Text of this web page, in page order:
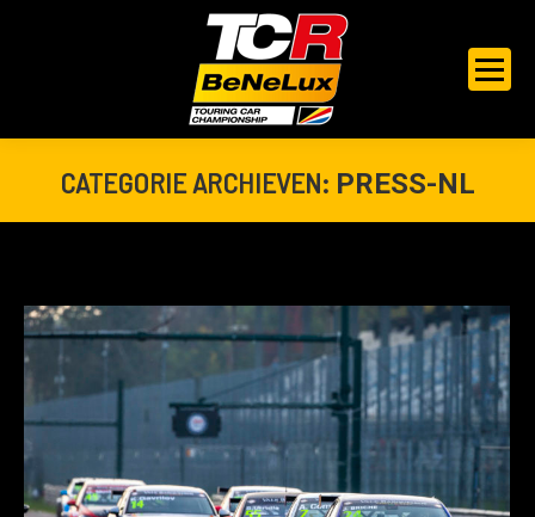
CATEGORIE ARCHIEVEN: PRESS-NL
Je bent hier: